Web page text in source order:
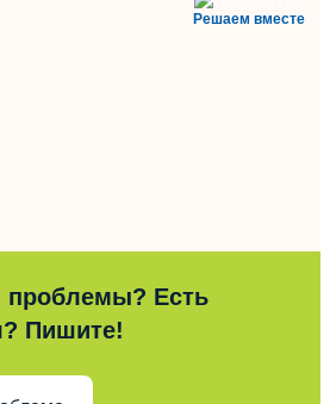
Решаем вместе
проблемы? Есть
Пишите!